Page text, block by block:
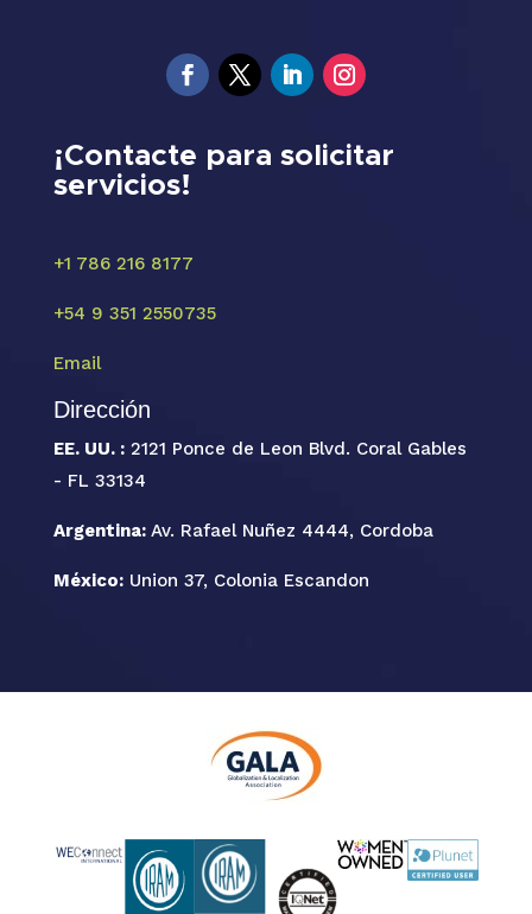
¡Contacte para solicitar
servicios!
+1 786 216 8177
+54 9 351 2550735
Email
Dirección
EE. UU. : 2121 Ponce de Leon Blvd. Coral Gables
- FL 33134
Argentina: Av. Rafael Nuñez 4444, Cordoba
México: Union 37, Colonia Escandon